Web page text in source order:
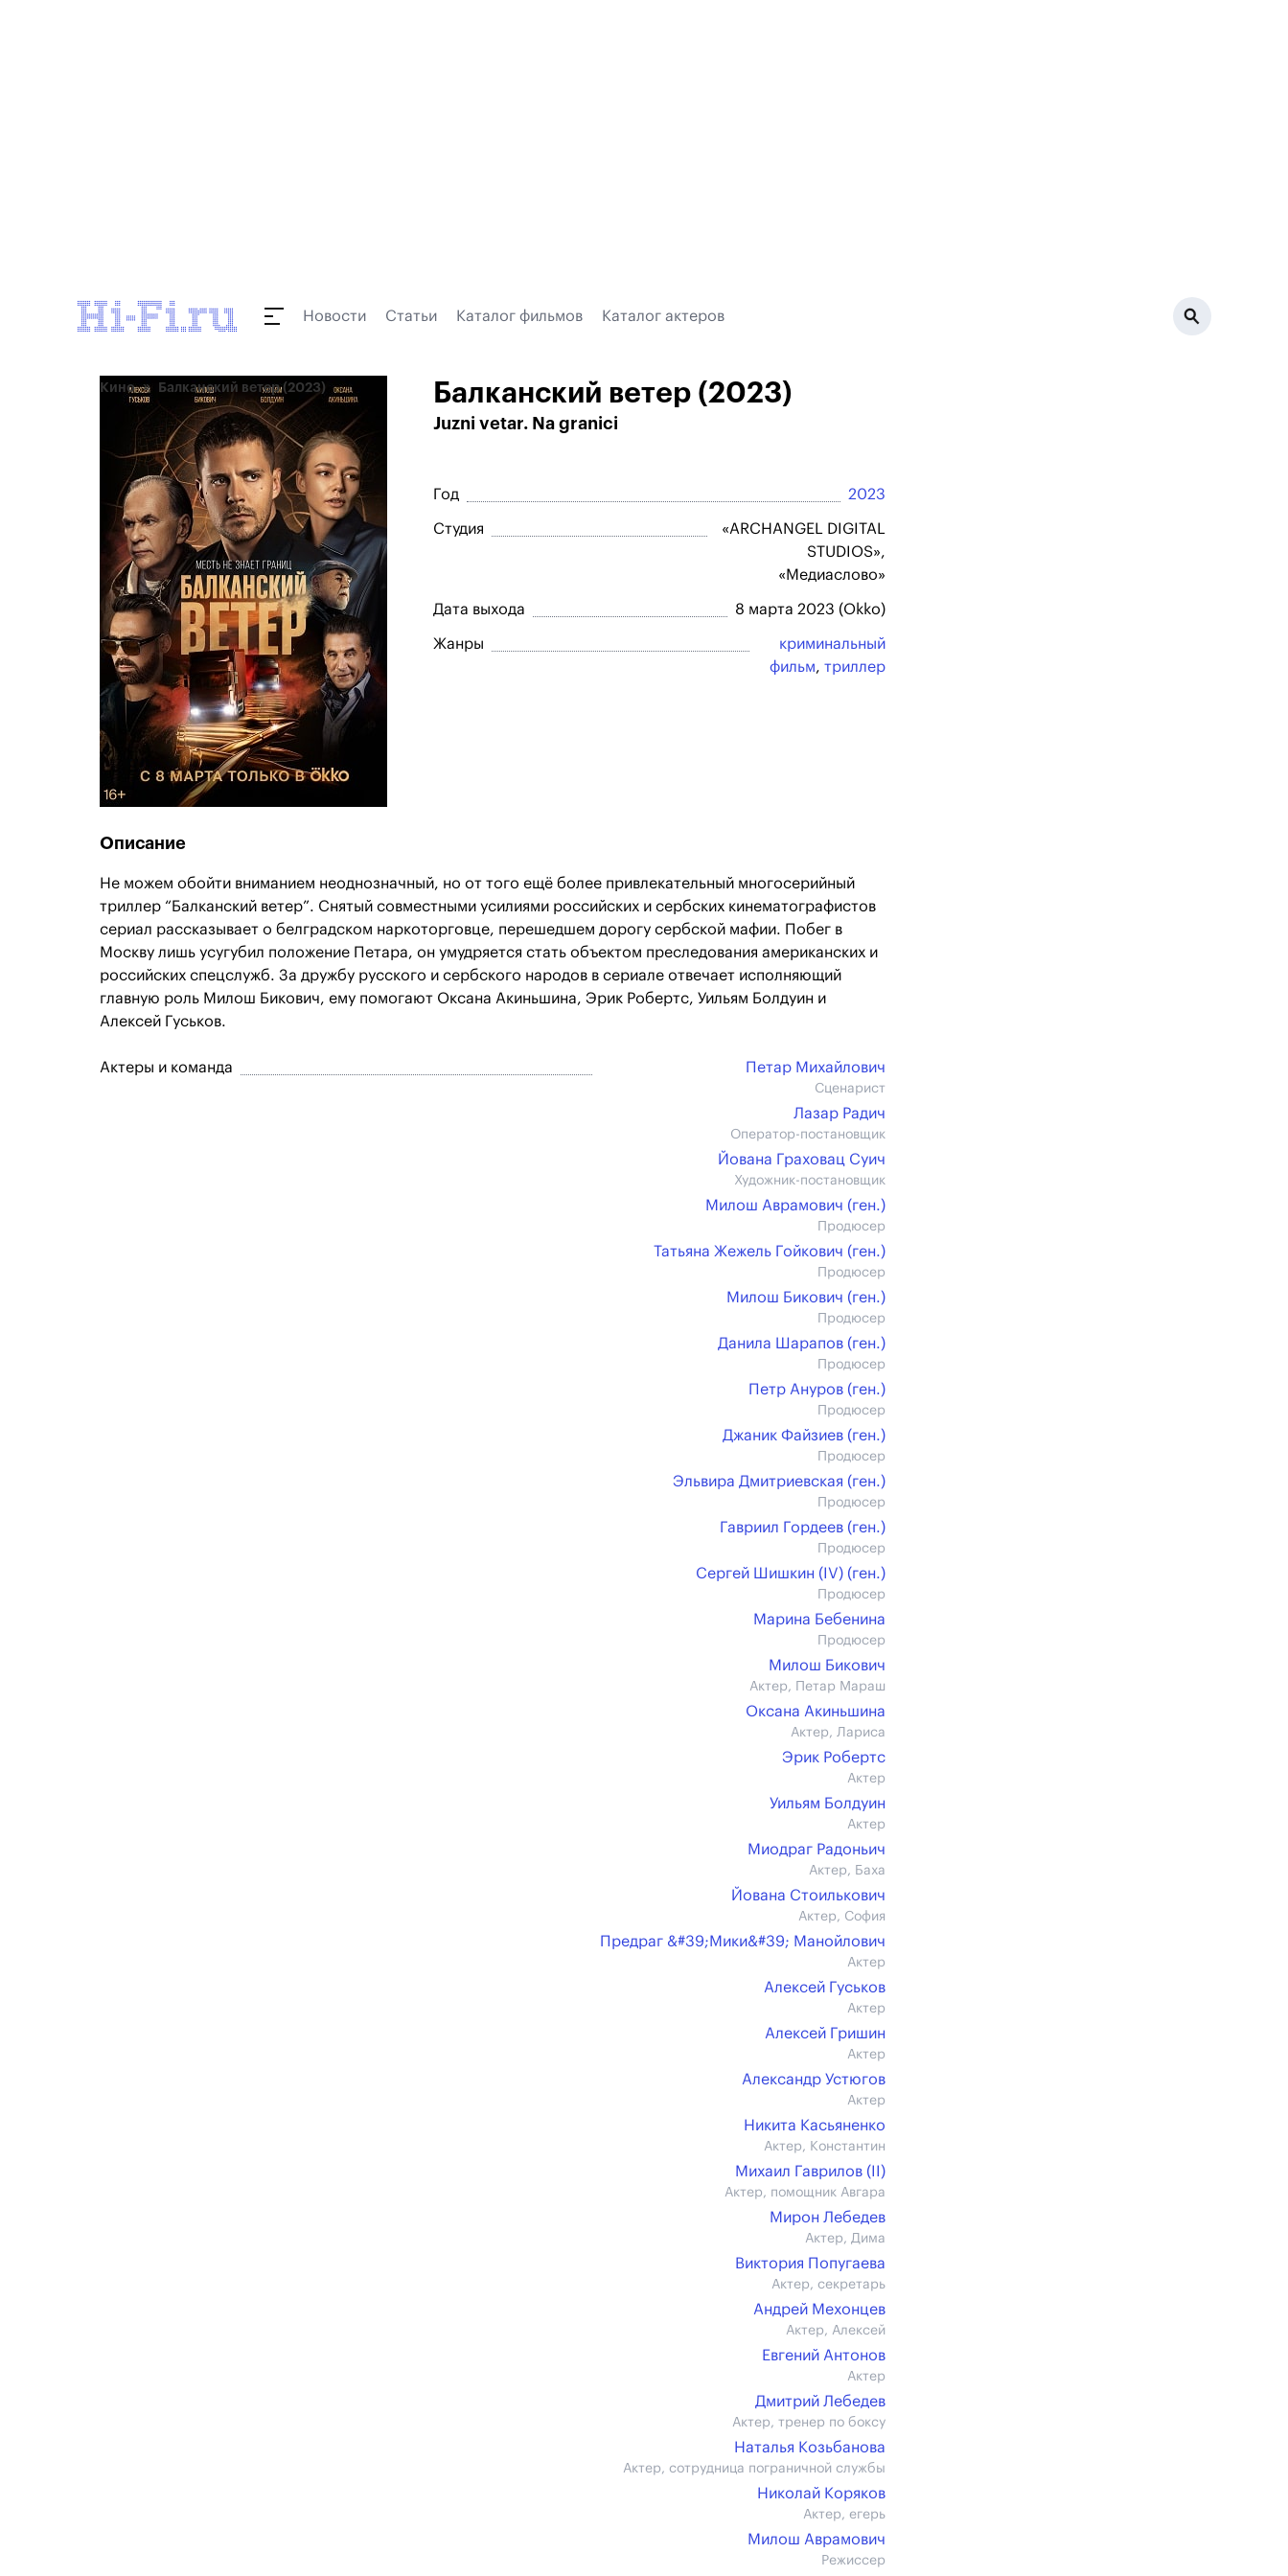
Новости Статьи Каталог фильмов Каталог актеров
Кино Балканский ветер (2023) Балканский ветер (2023)
Juzni vetar. Na granici
Год 2023
Студия
«ARCHANGEL DIGITAL
STUDIOS»,
«Медиаслово»
Дата выхода 8 марта 2023 (Okko)
Жанры
криминальный
фильм, триллер
Описание
Не можем обойти вниманием неоднозначный, но от того ещё более привлекательный многосерийный
триллер “Балканский ветер”. Снятый совместными усилиями российских и сербских кинематографистов
сериал рассказывает о белградском наркоторговце, перешедшем дорогу сербской мафии. Побег в
Москву лишь усугубил положение Петара, он умудряется стать объектом преследования американских и
российских спецслужб. За дружбу русского и сербского народов в сериале отвечает исполняющий
главную роль Милош Бикович, ему помогают Оксана Акиньшина, Эрик Робертс, Уильям Болдуин и
Алексей Гуськов.
Актеры и команда Петар Михайлович
Сценарист
Лазар Радич
Оператор-постановщик
Йована Граховац Суич
Художник-постановщик
Милош Аврамович (ген.)
Продюсер
Татьяна Жежель Гойкович (ген.)
Продюсер
Милош Бикович (ген.)
Продюсер
Данила Шарапов (ген.)
Продюсер
Петр Ануров (ген.)
Продюсер
Джаник Файзиев (ген.)
Продюсер
Эльвира Дмитриевская (ген.)
Продюсер
Гавриил Гордеев (ген.)
Продюсер
Сергей Шишкин (IV) (ген.)
Продюсер
Марина Бебенина
Продюсер
Милош Бикович
Актер, Петар Мараш
Оксана Акиньшина
Актер, Лариса
Эрик Робертс
Актер
Уильям Болдуин
Актер
Миодраг Радоньич
Актер, Баха
Йована Стоилькович
Актер, София
Предраг &#39;Мики&#39; Манойлович
Актер
Алексей Гуськов
Актер
Алексей Гришин
Актер
Александр Устюгов
Актер
Никита Касьяненко
Актер, Константин
Михаил Гаврилов (II)
Актер, помощник Авгара
Мирон Лебедев
Актер, Дима
Виктория Попугаева
Актер, секретарь
Андрей Мехонцев
Актер, Алексей
Евгений Антонов
Актер
Дмитрий Лебедев
Актер, тренер по боксу
Наталья Козьбанова
Актер, сотрудница пограничной службы
Николай Коряков
Актер, егерь
Милош Аврамович
Режиссер